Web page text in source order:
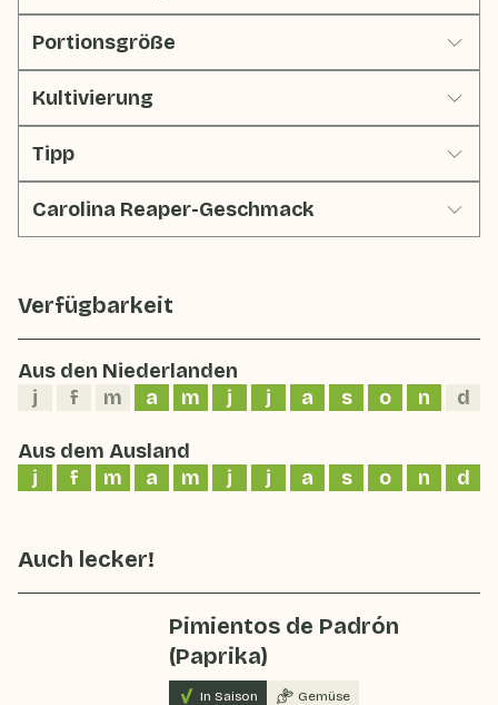
Portionsgröße
Kultivierung
Tipp
Carolina Reaper-Geschmack
Verfügbarkeit
Aus den Niederlanden
j
f m a m j j a s o n d
Aus dem Ausland
j
f m a m j j a s o n d
Auch lecker!
Pimientos de Padrón
(Paprika)
In Saison Gemüse